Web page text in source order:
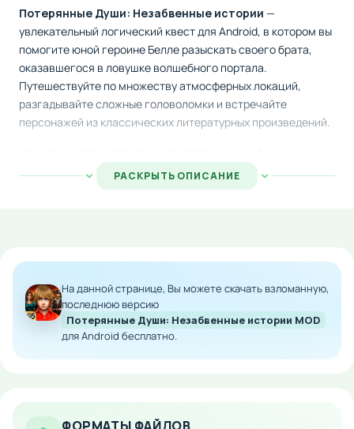
Потерянные Души: Незабвенные истории —
увлекательный логический квест для Android, в котором вы
помогите юной героине Белле разыскать своего брата,
оказавшегося в ловушке волшебного портала.
Путешествуйте по множеству атмосферных локаций,
разгадывайте сложные головоломки и встречайте
персонажей из классических литературных произведений.
загадками и задачами, которые потребуют
внимательности и логического мышления. Собирайте
захватывающий мир, наполненный красивыми пейзажами,
интересными историями и множеством достижений для
разблокировки.
Особенности мода:
Доступ ко всем локациям без ограничений
РАСКРЫТЬ ОПИСАНИЕ
На данной странице, Вы можете скачать взломанную,
последнюю версию
Потерянные Души: Незабвенные истории MOD
для Android бесплатно.